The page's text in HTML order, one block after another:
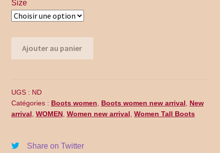
Promo Code
Shipping
Time Appointments Booking
Size
Ajouter au panier
UGS : ND
Catégories : Boots women, Boots women new arrival, New
arrival, WOMEN, Women new arrival, Women Tall Boots
Share on Twitter